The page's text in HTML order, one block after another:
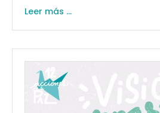
Leer más ...